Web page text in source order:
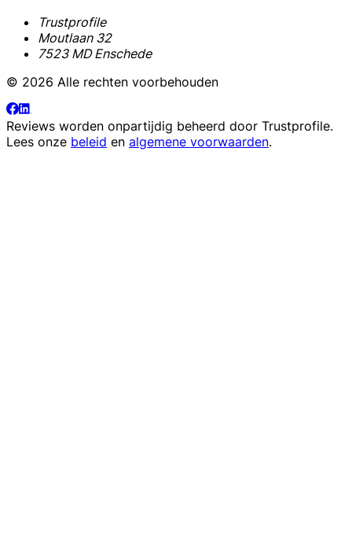
Trustprofile
Moutlaan 32
7523 MD Enschede
© 2026 Alle rechten voorbehouden
Reviews worden onpartijdig beheerd door Trustprofile.
Lees onze beleid en algemene voorwaarden.